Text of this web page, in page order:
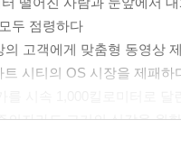
두 점령하다
의 고객에게 맞춤형 동영상
시티의 OS 시장을 제패하
의자라도 고기의 식감을 원